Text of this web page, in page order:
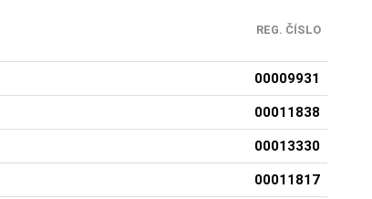
REG. ČÍSLO
00009931
00011838
00013330
00011817